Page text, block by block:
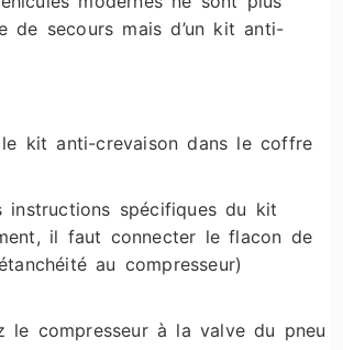
de secours mais d’un kit anti-
le kit anti-crevaison dans le coffre
instructions spécifiques du kit
il faut connecter le flacon de
au compresseur)
le compresseur à la valve du pneu